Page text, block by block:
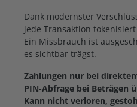
Dank modernster
jede Transaktion
Ein Missbrauch ist
es sichtbar trägst.
Zahlungen nur bei
PIN-Abfrage bei Beträgen
Kann nicht verloren,